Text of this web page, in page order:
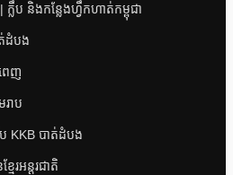
ប និងកន្លែងហ្វឹកហាត់កម្ពុជា
ដំបង
េញ
ាប
KKB បាត់ដំបង
រអន្តរជាតិ